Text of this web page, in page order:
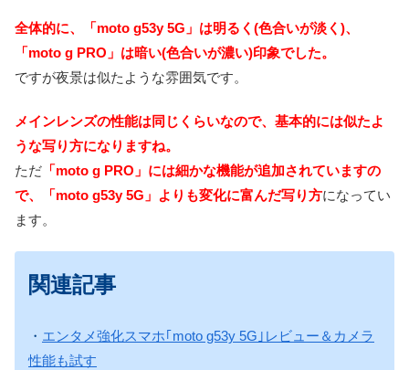
全体的に、「moto g53y 5G」は明るく(色合いが淡く)、
「moto g PRO」は暗い(色合いが濃い)印象でした。
ですが夜景は似たような雰囲気です。
メインレンズの性能は同じくらいなので、基本的には似たよ
うな写り方になりますね。
ただ 「moto g PRO」には細かな機能が追加されていますの
で、「moto g53y 5G」よりも変化に富んだ写り方になってい
ます。
関連記事
・ エンタメ強化スマホ｢moto g53y 5G｣レビュー＆カメラ
性能も試す